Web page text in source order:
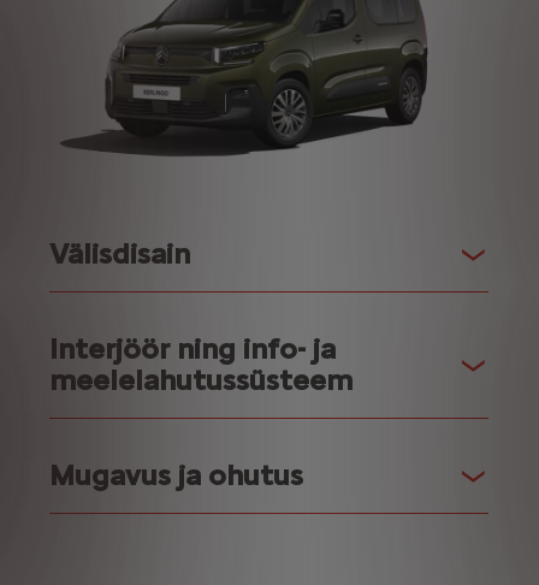
Välisdisain
Interjöör ning info- ja
meelelahutussüsteem
Mugavus ja ohutus